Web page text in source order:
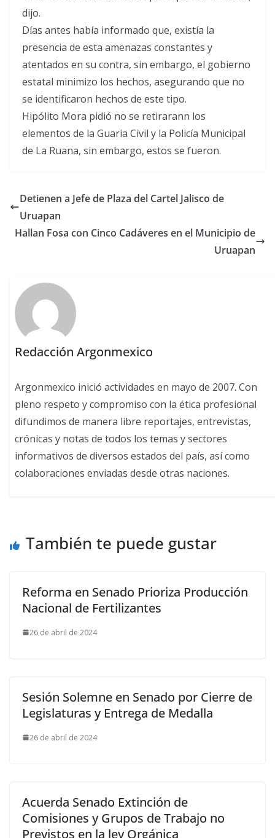
dijo.
Días antes había informado que, existía la
presencia de esta amenazas constantes y
atentados en su contra, sin embargo, el gobierno
estatal minimizo los hechos, asegurando que no
se identificaron hechos de este tipo.
Hipólito Mora pidió no se retirarann los
elementos de la Guaria Civil y la Policía Municipal
de La Ruana, sin embargo, estos se fueron.
Detienen a Jefe de Plaza del Cartel Jalisco de
Uruapan
Hallan Fosa con Cinco Cadáveres en el Municipio de
Uruapan
Redacción Argonmexico
Argonmexico inició actividades en mayo de 2007. Con
pleno respeto y compromiso con la ética profesional
difundimos de manera libre reportajes, entrevistas,
crónicas y notas de todos los temas y sectores
informativos de diversos estados del país, así como
colaboraciones enviadas desde otras naciones.
También te puede gustar
Reforma en Senado Prioriza Producción
Nacional de Fertilizantes
26 de abril de 2024
Sesión Solemne en Senado por Cierre de
Legislaturas y Entrega de Medalla
26 de abril de 2024
Acuerda Senado Extinción de
Comisiones y Grupos de Trabajo no
Previstos en la ley Orgánica